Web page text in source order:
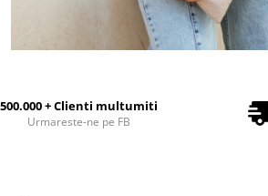
500.000 + Clienti multumiti
Urmareste-ne pe FB